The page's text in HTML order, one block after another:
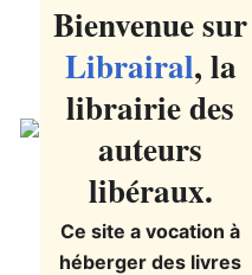
Bienvenuesur
Librairal, la
librairie des
auteurs
libéraux.
Ce site a vocation à
héberger des livres